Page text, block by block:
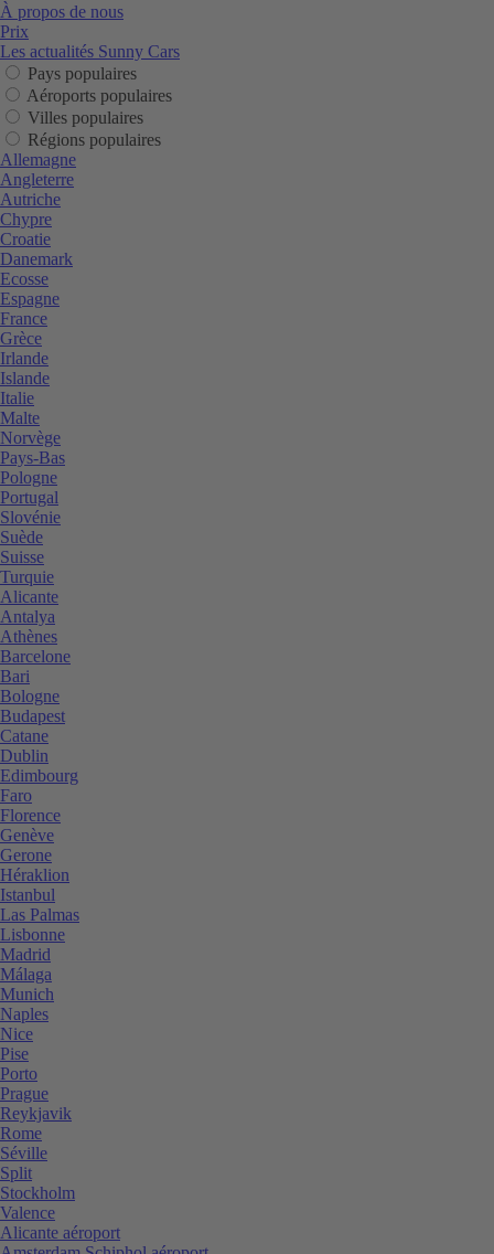
À propos de nous
Prix
Les actualités Sunny Cars
Pays populaires
Aéroports populaires
Villes populaires
Régions populaires
Allemagne
Angleterre
Autriche
Chypre
Croatie
Danemark
Ecosse
Espagne
France
Grèce
Irlande
Islande
Italie
Malte
Norvège
Pays-Bas
Pologne
Portugal
Slovénie
Suède
Suisse
Turquie
Alicante
Antalya
Athènes
Barcelone
Bari
Bologne
Budapest
Catane
Dublin
Edimbourg
Faro
Florence
Genève
Gerone
Héraklion
Istanbul
Las Palmas
Lisbonne
Madrid
Málaga
Munich
Naples
Nice
Pise
Porto
Prague
Reykjavik
Rome
Séville
Split
Stockholm
Valence
Alicante aéroport